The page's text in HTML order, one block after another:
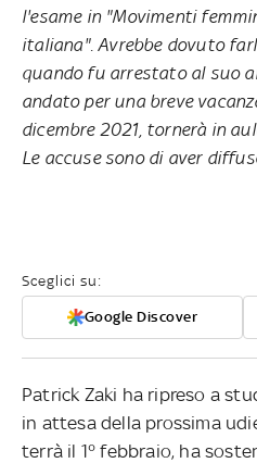
l'esame in "Movimenti
italiana". Avrebbe dovuto
quando fu arrestato al suo
andato per una breve
dicembre 2021, tornerà in
Le accuse sono di aver
Sceglici su:
Google Discover
Patrick Zaki ha ripreso a
in attesa della prossima
terrà il 1° febbraio, ha